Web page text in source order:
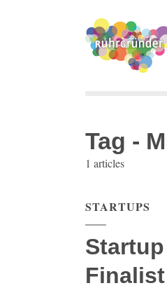
Tag -
1 articles
STARTUPS